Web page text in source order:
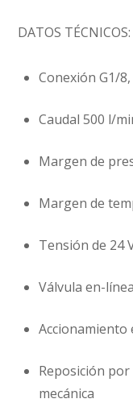
DATOS TÉCNICOS:
Conexión G1/
Caudal 500 l/
Margen de
Margen de
Tensión de 24
Válvula en-línea
Accionamiento
Reposición
mecánica